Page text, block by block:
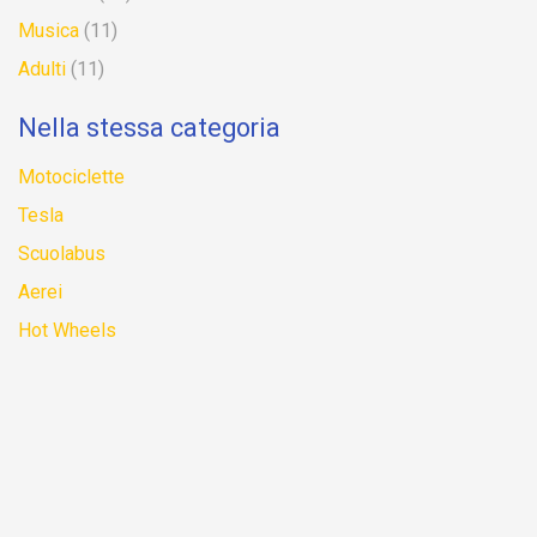
Musica (11)
Adulti (11)
Nella stessa categoria
Motociclette
Tesla
Scuolabus
Aerei
Hot Wheels